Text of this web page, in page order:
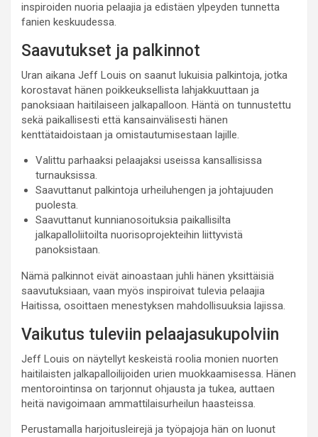
inspiroiden nuoria pelaajia ja edistäen ylpeyden tunnetta
fanien keskuudessa.
Saavutukset ja palkinnot
Uran aikana Jeff Louis on saanut lukuisia palkintoja, jotka
korostavat hänen poikkeuksellista lahjakkuuttaan ja
panoksiaan haitilaiseen jalkapalloon. Häntä on tunnustettu
sekä paikallisesti että kansainvälisesti hänen
kenttätaidoistaan ja omistautumisestaan lajille.
Valittu parhaaksi pelaajaksi useissa kansallisissa
turnauksissa.
Saavuttanut palkintoja urheiluhengen ja johtajuuden
puolesta.
Saavuttanut kunnianosoituksia paikallisilta
jalkapalloliitoilta nuorisoprojekteihin liittyvistä
panoksistaan.
Nämä palkinnot eivät ainoastaan juhli hänen yksittäisiä
saavutuksiaan, vaan myös inspiroivat tulevia pelaajia
Haitissa, osoittaen menestyksen mahdollisuuksia lajissa.
Vaikutus tuleviin pelaajasukupolviin
Jeff Louis on näytellyt keskeistä roolia monien nuorten
haitilaisten jalkapalloilijoiden urien muokkaamisessa. Hänen
mentorointinsa on tarjonnut ohjausta ja tukea, auttaen
heitä navigoimaan ammattilaisurheilun haasteissa.
Perustamalla harjoitusleirejä ja työpajoja hän on luonut